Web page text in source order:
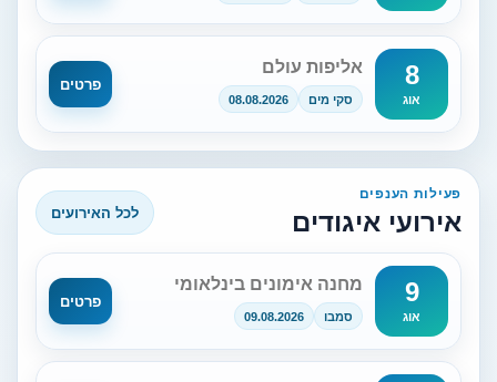
8
אוג
אליפות עולם
סקי מים 08.08.2026
פרטים
פעילות הענפים
אירועי איגודים לכל האירועים
9
אוג
מחנה אימונים בינלאומי
סמבו 09.08.2026
פרטים